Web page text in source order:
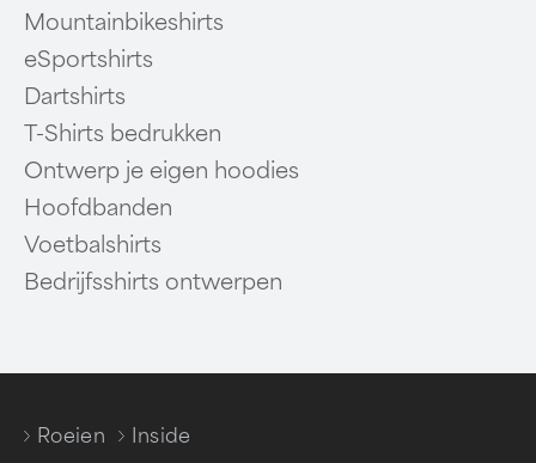
Mountainbikeshirts
eSportshirts
Dartshirts
T-Shirts bedrukken
Ontwerp je eigen hoodies
Hoofdbanden
Voetbalshirts
Bedrijfsshirts ontwerpen
Roeien
Inside